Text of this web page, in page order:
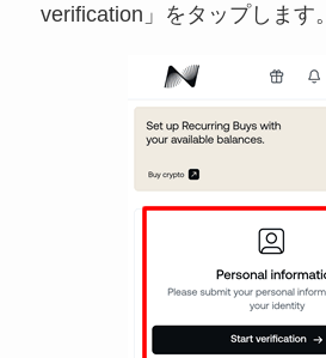
verification」をタップします。